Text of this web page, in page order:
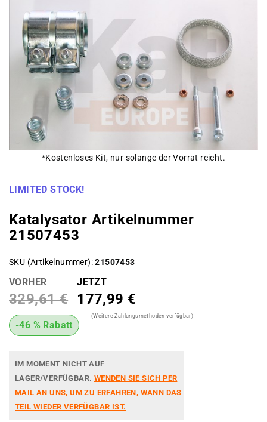
*Kostenloses Kit, nur solange der Vorrat reicht.
LIMITED STOCK!
Katalysator Artikelnummer
21507453
SKU (Artikelnummer) 21507453
VORHER
329,61 €
JETZT
177,99 €
-46 % Rabatt
(Weitere Zahlungsmethoden verfügbar)
IM MOMENT NICHT AUF
LAGER/VERFÜGBAR. WENDEN SIE SICH PER
MAIL AN UNS, UM ZU ERFAHREN, WANN DAS
TEIL WIEDER VERFÜGBAR IST.